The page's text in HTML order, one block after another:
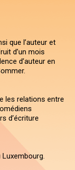
que l’auteur et
d’un mois
d’auteur en
les relations entre
d’écriture
Luxembourg.